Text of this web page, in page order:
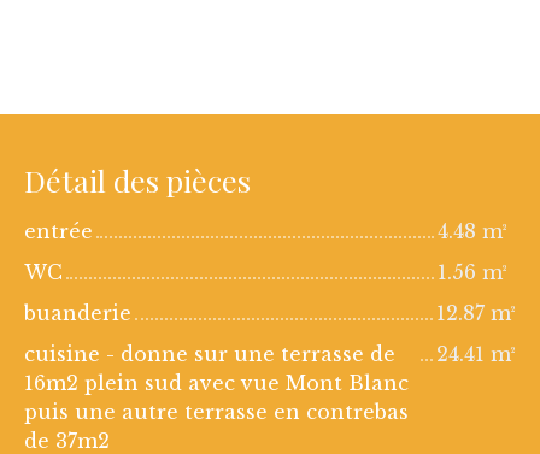
Détail des pièces
entrée
4.48 m²
WC
1.56 m²
buanderie
12.87 m²
cuisine - donne sur une terrasse de
16m2 plein sud avec vue Mont Blanc
puis une autre terrasse en contrebas
de 37m2
24.41 m²